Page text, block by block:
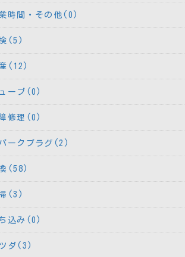
時間・その他(0)
(5)
(12)
ーブ(0)
修理(0)
ークプラグ(2)
(58)
(3)
込み(0)
ダ(3)